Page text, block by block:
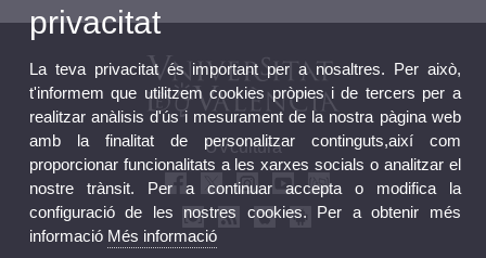
UVcultura
privacitat
La teva privacitat és important per a nosaltres. Per això,
t'informem que utilitzem cookies pròpies i de tercers per a
realitzar anàlisis d'ús i mesurament de la nostra pàgina web
amb la finalitat de personalitzar continguts,així com
proporcionar funcionalitats a les xarxes socials o analitzar el
nostre trànsit. Per a continuar accepta o modifica la
configuració de les nostres cookies. Per a obtenir més
informació Més informació